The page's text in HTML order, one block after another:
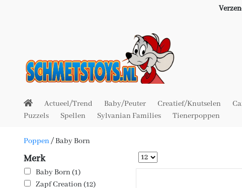
Actueel/Trend Baby/Peuter Creatief/Knutselen
Puzzels
Spellen Sylvanian Families Tienerpoppen
Poppen/Baby Born
Merk
Baby Born (1)
Zapf Creation (12)